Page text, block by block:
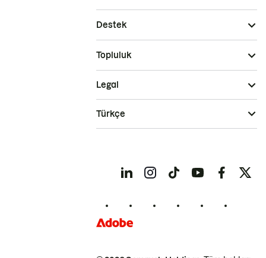
Destek
Topluluk
Legal
Türkçe